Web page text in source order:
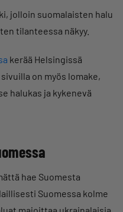
jolloin suomalaisten halu
tilanteessa näkyy.
kerää Helsingissä
on myös lomake,
halukas ja kykenevä
hae Suomesta
Suomessa kolme